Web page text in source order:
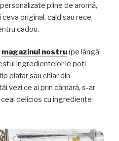
pline de aromă,
original, cald sau rece.
cadou.
magazinul nostru(pe lângă
ingredientelor le poți
plafar sau chiar din
vezi ce ai prin cămară, s-ar
delicios cu ingrediente